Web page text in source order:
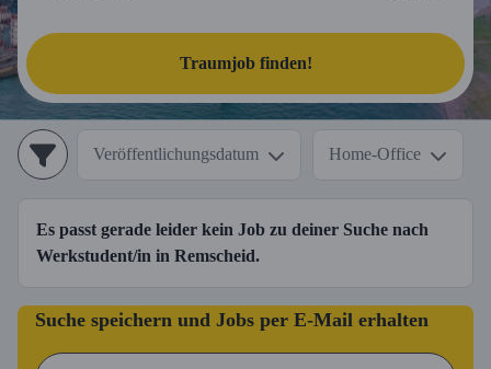
Traumjob finden!
Veröffentlichungsdatum Home-Office
Es passt gerade leider kein Job zu deiner Suche nach
Werkstudent/in in Remscheid.
Suche speichern und Jobs per E-Mail erhalten